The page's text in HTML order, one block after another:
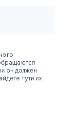
он должен
пути их